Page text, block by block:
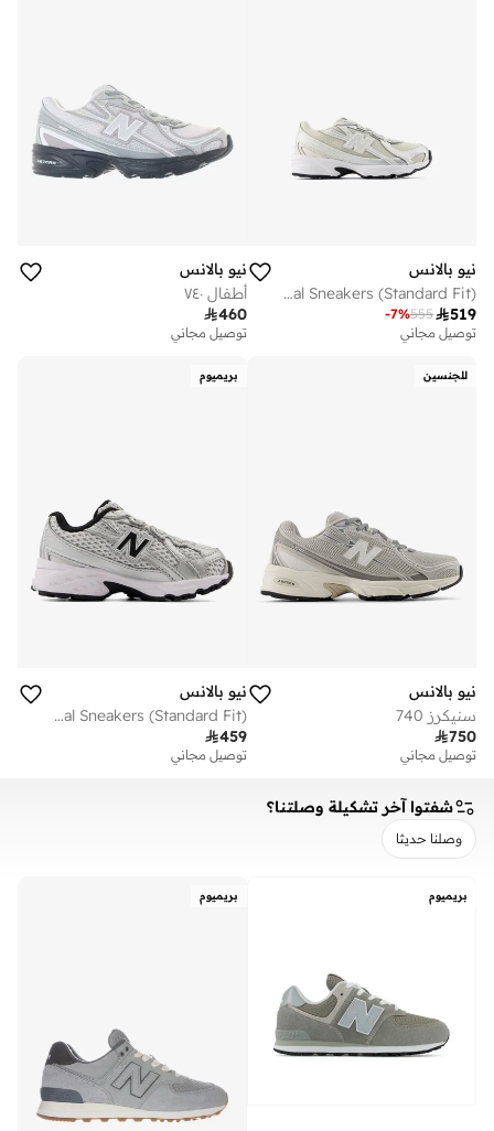
نيو بالانس
Kids 740 BUNGEE LACE casual Sneakers (Standard Fit)
519
555
-7%
توصيل مجاني
نيو بالانس
أطفال ٧٤٠
460
توصيل مجاني
للجنسين
نيو بالانس
سنيكرز 740
750
توصيل مجاني
بريميوم
نيو بالانس
Kids 740 BUNGEE LACE casual Sneakers (Standard Fit)
459
توصيل مجاني
شفتوا آخر تشكيلة وصلتنا؟
وصلنا حديثا
بريميوم بريميوم